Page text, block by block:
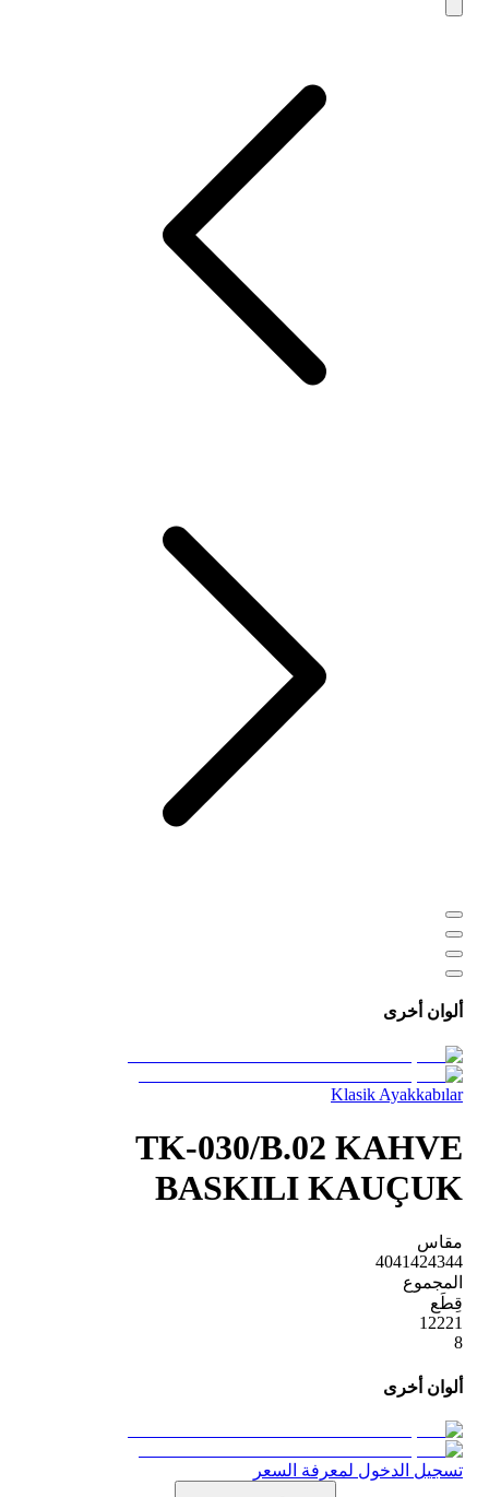
ألوان أخرى
Klasik Ayakkabılar
TK-030/B.02 KAHVE
BASKILI KAUÇUK
مقاس
4041424344
المجموع
قِطَع
12221
8
ألوان أخرى
تسجيل الدخول لمعرفة السعر